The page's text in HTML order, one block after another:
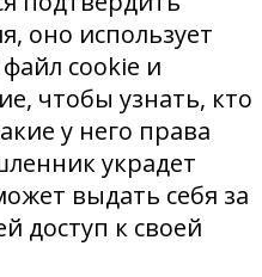
оно использует
cookie и
чтобы узнать, кто
у него права
украдет
выдать себя за
доступ к своей